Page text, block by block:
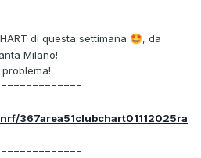
di questa settimana 🤩, da
Milano!
367area51clubchart01112025ra